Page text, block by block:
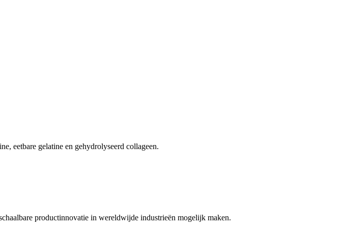
eetbare gelatine en gehydrolyseerd collageen.
productinnovatie in wereldwijde industrieën mogelijk maken.